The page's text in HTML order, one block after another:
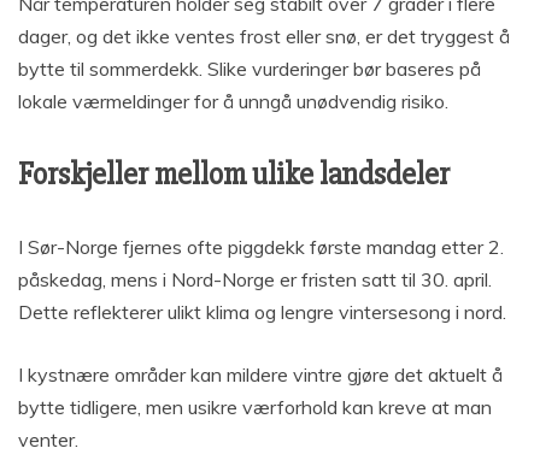
dager, og det ikke ventes frost eller snø, er det tryggest å
bytte til sommerdekk. Slike vurderinger bør baseres på
lokale værmeldinger for å unngå unødvendig risiko.
Forskjeller mellom ulike landsdeler
I Sør-Norge fjernes ofte piggdekk første mandag etter 2.
påskedag, mens i Nord-Norge er fristen satt til 30. april.
Dette reflekterer ulikt klima og lengre vintersesong i nord.
I kystnære områder kan mildere vintre gjøre det aktuelt å
bytte tidligere, men usikre værforhold kan kreve at man
venter.